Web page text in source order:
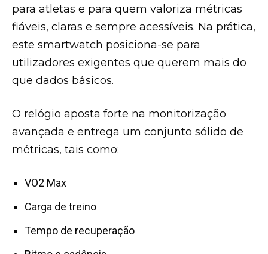
para atletas e para quem valoriza métricas
fiáveis, claras e sempre acessíveis. Na prática,
este smartwatch posiciona-se para
utilizadores exigentes que querem mais do
que dados básicos.
O relógio aposta forte na monitorização
avançada e entrega um conjunto sólido de
métricas, tais como:
VO2 Max
Carga de treino
Tempo de recuperação